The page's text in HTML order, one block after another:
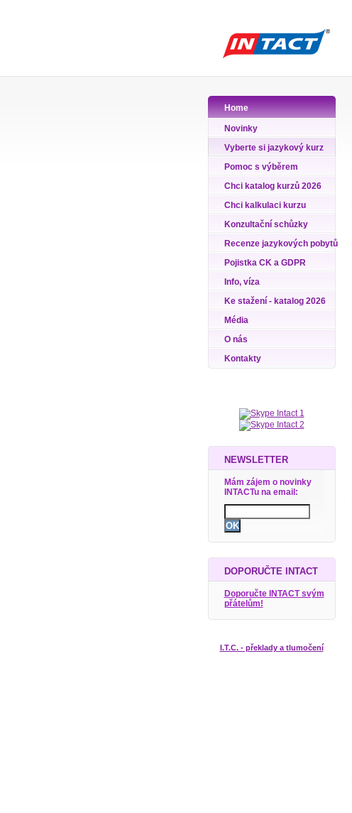
Home
Novinky
Vyberte si jazykový kurz
Pomoc s výběrem
Chci katalog kurzů 2026
Chci kalkulaci kurzu
Konzultační schůzky
Recenze jazykových pobytů
Pojistka CK a GDPR
Info, víza
Ke stažení - katalog 2026
Média
O nás
Kontakty
NEWSLETTER
Mám zájem o novinky
INTACTu na email:
DOPORUČTE INTACT
Doporučte INTACT svým
přátelům!
I.T.C. - překlady a tlumočení